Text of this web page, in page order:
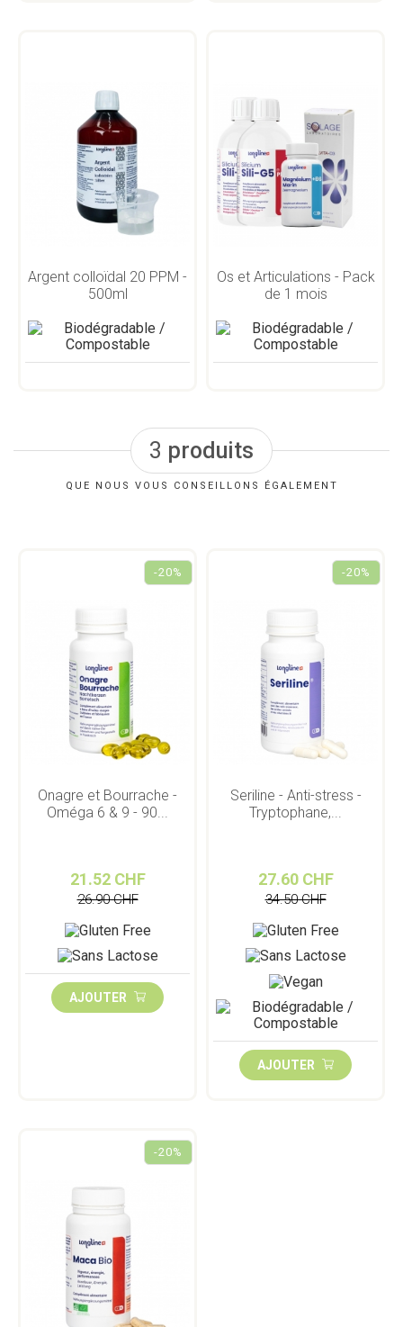
Argent colloïdal 20 PPM -
500ml
Os et Articulations - Pack
de 1 mois
3 produits
QUE NOUS VOUS CONSEILLONS ÉGALEMENT
-20%
Onagre et Bourrache -
Oméga 6 & 9 - 90...
21.52 CHF
26.90 CHF
AJOUTER
-20%
Seriline - Anti-stress -
Tryptophane,...
27.60 CHF
34.50 CHF
AJOUTER
-20%